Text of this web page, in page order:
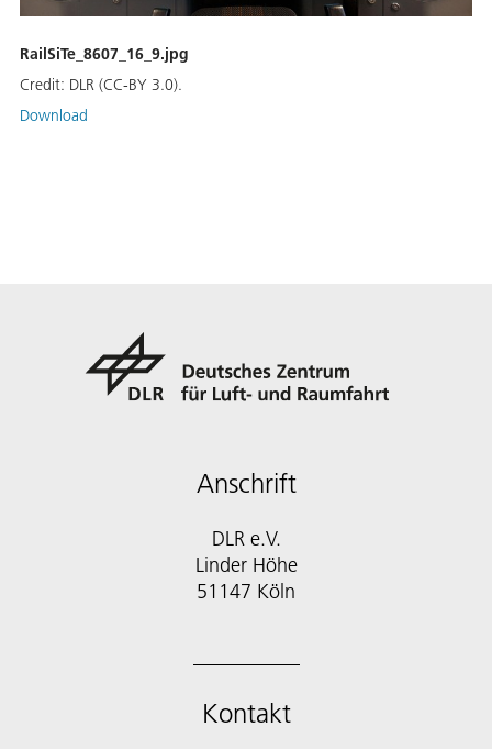
RailSiTe_8607_16_9.jpg
Credit: DLR (CC-BY 3.0).
Download
Anschrift
DLR e.V.
Linder Höhe
51147 Köln
Kontakt